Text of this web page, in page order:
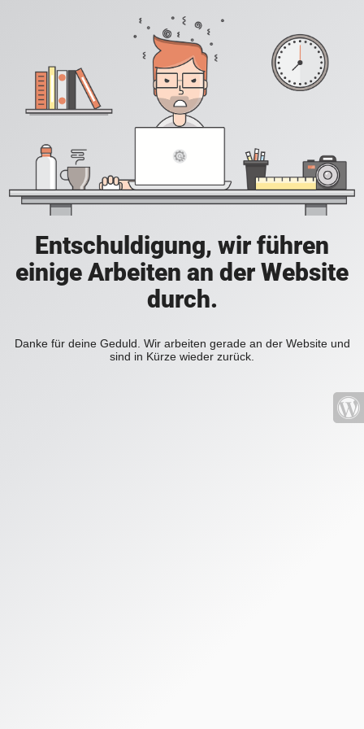
Entschuldigung, wir führen
einige Arbeiten an der Website
durch.
Danke für deine Geduld. Wir arbeiten gerade an der Website und
sind in Kürze wieder zurück.